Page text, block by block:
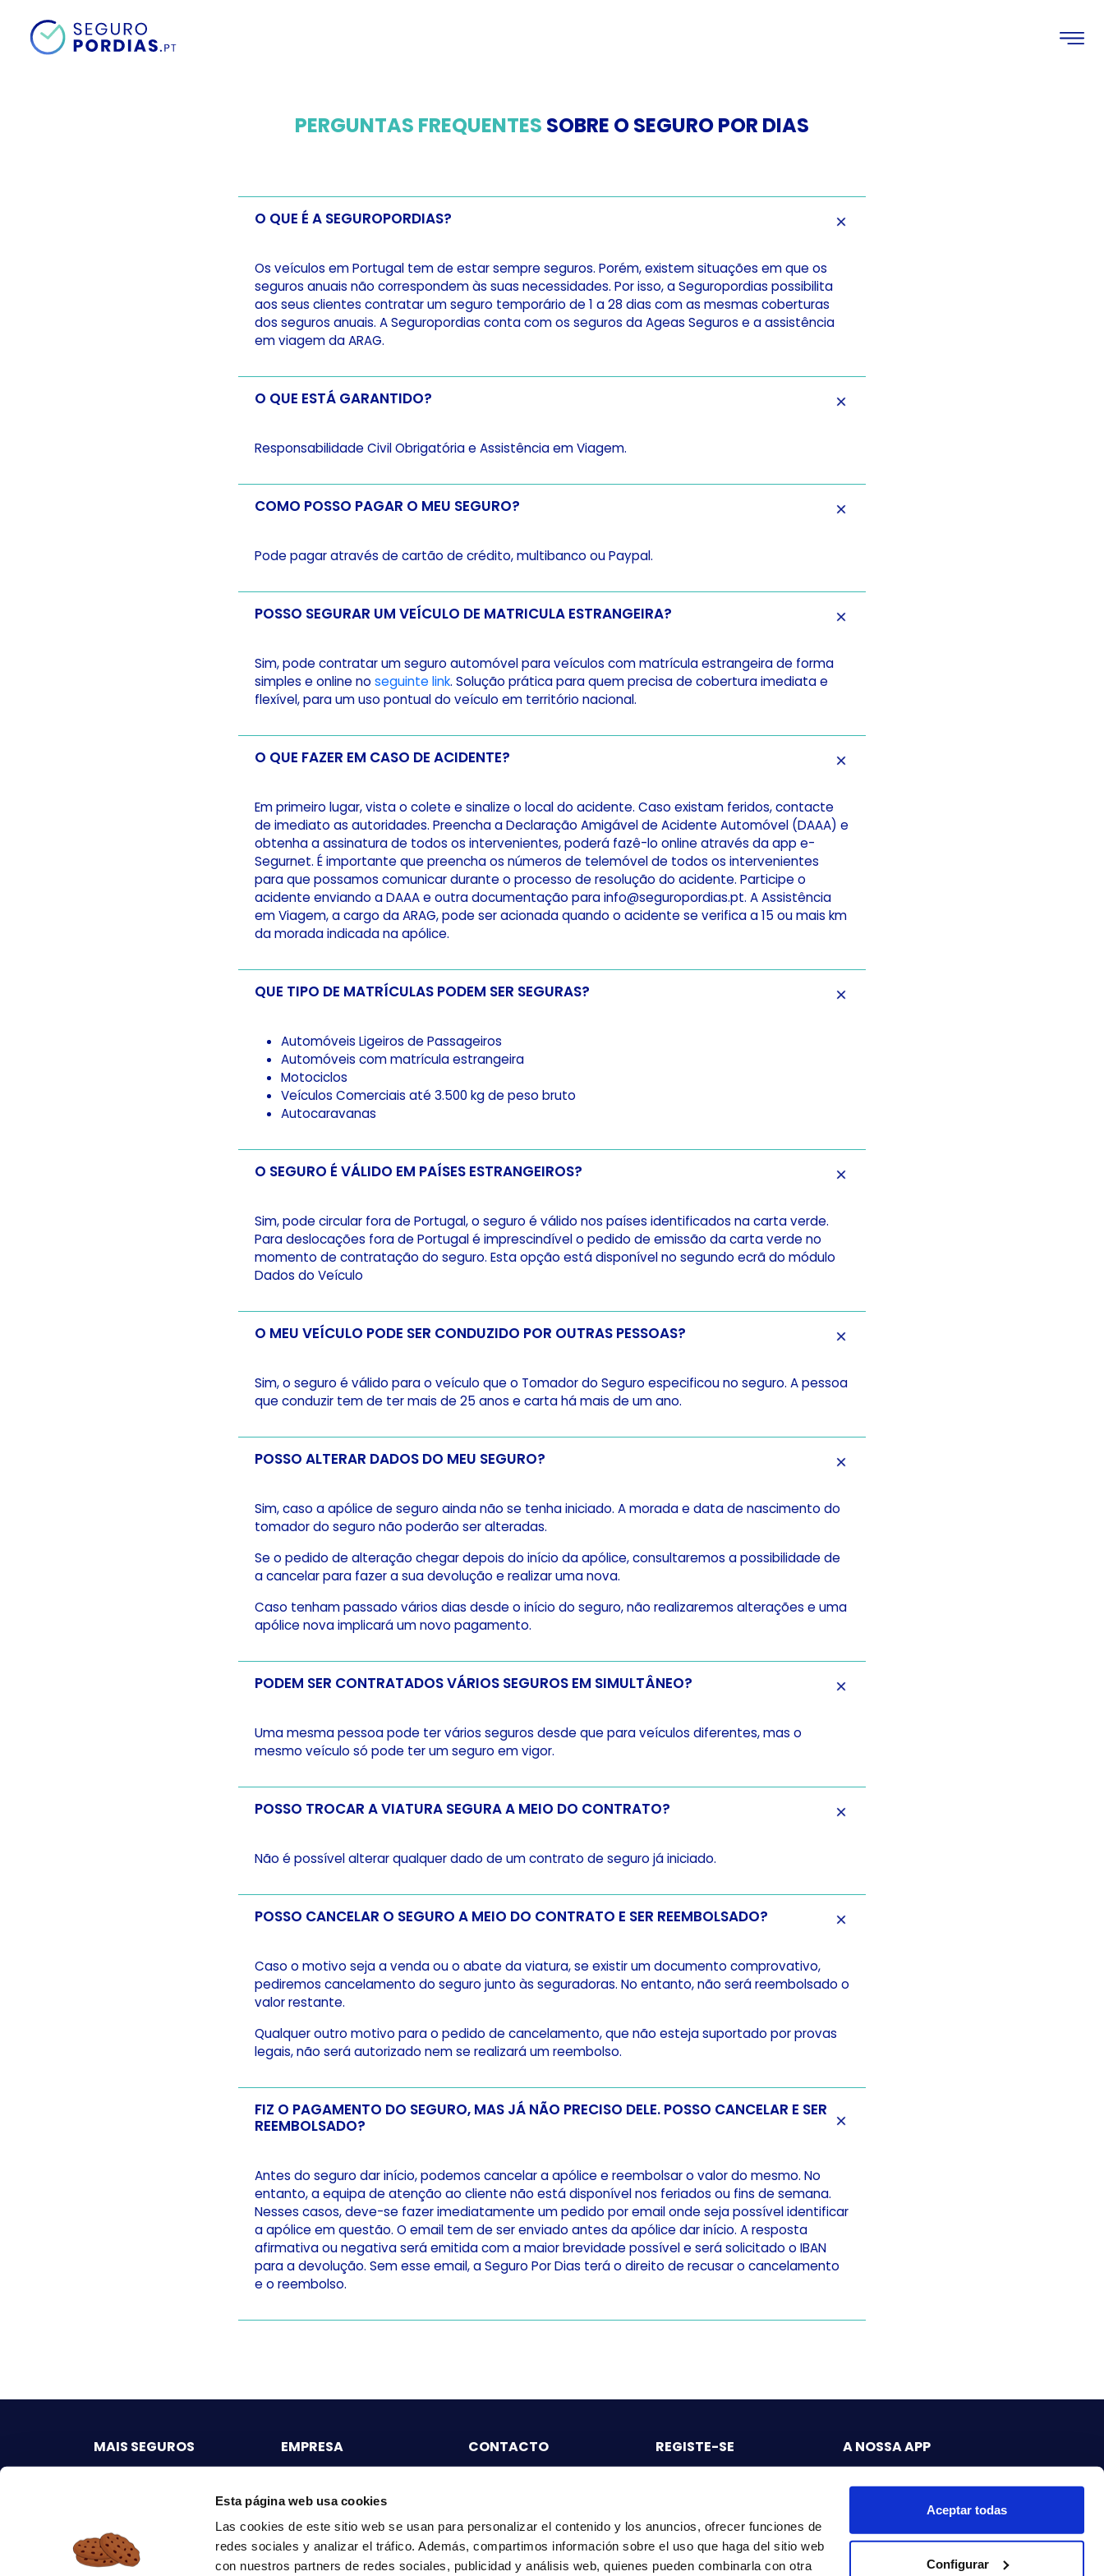
Esta página web usa cookies
Las cookies de este sitio web se usan para personalizar el contenido y los anuncios, ofrecer funciones de
redes sociales y analizar el tráfico. Además, compartimos información sobre el uso que haga del sitio web
con nuestros partners de redes sociales, publicidad y análisis web, quienes pueden combinarla con otra
Aceptar todas
Configurar
PERGUNTAS FREQUENTES SOBRE O SEGURO POR DIAS
O QUE É A SEGUROPORDIAS?
Os veículos em Portugal tem de estar sempre seguros. Porém, existem situações em que os
seguros anuais não correspondem às suas necessidades. Por isso, a Seguropordias possibilita
aos seus clientes contratar um seguro temporário de 1 a 28 dias com as mesmas coberturas
dos seguros anuais. A Seguropordias conta com os seguros da Ageas Seguros e a assistência
em viagem da ARAG.
O QUE ESTÁ GARANTIDO?
Responsabilidade Civil Obrigatória e Assistência em Viagem.
COMO POSSO PAGAR O MEU SEGURO?
Pode pagar através de cartão de crédito, multibanco ou Paypal.
POSSO SEGURAR UM VEÍCULO DE MATRICULA ESTRANGEIRA?
Sim, pode contratar um seguro automóvel para veículos com matrícula estrangeira de forma
simples e online no seguinte link. Solução prática para quem precisa de cobertura imediata e
flexível, para um uso pontual do veículo em território nacional.
O QUE FAZER EM CASO DE ACIDENTE?
Em primeiro lugar, vista o colete e sinalize o local do acidente. Caso existam feridos, contacte
de imediato as autoridades. Preencha a Declaração Amigável de Acidente Automóvel (DAAA) e
obtenha a assinatura de todos os intervenientes, poderá fazê-lo online através da app e-
Segurnet. É importante que preencha os números de telemóvel de todos os intervenientes
para que possamos comunicar durante o processo de resolução do acidente. Participe o
acidente enviando a DAAA e outra documentação para info@seguropordias.pt. A Assistência
em Viagem, a cargo da ARAG, pode ser acionada quando o acidente se verifica a 15 ou mais km
da morada indicada na apólice.
QUE TIPO DE MATRÍCULAS PODEM SER SEGURAS?
Automóveis Ligeiros de Passageiros
Automóveis com matrícula estrangeira
Motociclos
Veículos Comerciais até 3.500 kg de peso bruto
Autocaravanas
O SEGURO É VÁLIDO EM PAÍSES ESTRANGEIROS?
Sim, pode circular fora de Portugal, o seguro é válido nos países identificados na carta verde.
Para deslocações fora de Portugal é imprescindível o pedido de emissão da carta verde no
momento de contratação do seguro. Esta opção está disponível no segundo ecrã do módulo
Dados do Veículo
O MEU VEÍCULO PODE SER CONDUZIDO POR OUTRAS PESSOAS?
Sim, o seguro é válido para o veículo que o Tomador do Seguro especificou no seguro. A pessoa
que conduzir tem de ter mais de 25 anos e carta há mais de um ano.
POSSO ALTERAR DADOS DO MEU SEGURO?
Sim, caso a apólice de seguro ainda não se tenha iniciado. A morada e data de nascimento do
tomador do seguro não poderão ser alteradas.
Se o pedido de alteração chegar depois do início da apólice, consultaremos a possibilidade de
a cancelar para fazer a sua devolução e realizar uma nova.
Caso tenham passado vários dias desde o início do seguro, não realizaremos alterações e uma
apólice nova implicará um novo pagamento.
PODEM SER CONTRATADOS VÁRIOS SEGUROS EM SIMULTÂNEO?
Uma mesma pessoa pode ter vários seguros desde que para veículos diferentes, mas o
mesmo veículo só pode ter um seguro em vigor.
POSSO TROCAR A VIATURA SEGURA A MEIO DO CONTRATO?
Não é possível alterar qualquer dado de um contrato de seguro já iniciado.
POSSO CANCELAR O SEGURO A MEIO DO CONTRATO E SER REEMBOLSADO?
Caso o motivo seja a venda ou o abate da viatura, se existir um documento comprovativo,
pediremos cancelamento do seguro junto às seguradoras. No entanto, não será reembolsado o
valor restante.
Qualquer outro motivo para o pedido de cancelamento, que não esteja suportado por provas
legais, não será autorizado nem se realizará um reembolso.
FIZ O PAGAMENTO DO SEGURO, MAS JÁ NÃO PRECISO DELE. POSSO CANCELAR E SER
REEMBOLSADO?
Antes do seguro dar início, podemos cancelar a apólice e reembolsar o valor do mesmo. No
entanto, a equipa de atenção ao cliente não está disponível nos feriados ou fins de semana.
Nesses casos, deve-se fazer imediatamente um pedido por email onde seja possível identificar
a apólice em questão. O email tem de ser enviado antes da apólice dar início. A resposta
afirmativa ou negativa será emitida com a maior brevidade possível e será solicitado o IBAN
para a devolução. Sem esse email, a Seguro Por Dias terá o direito de recusar o cancelamento
e o reembolso.
MAIS SEGUROS
Seguro auto mensal
online
EMPRESA
Contactos
FAQ
Blog
CONTACTO
9h00 às 18h30
REGISTE-SE
Mediador
A NOSSA APP